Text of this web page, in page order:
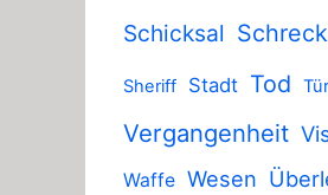
Schicksal
Sheriff Stadt Tod Tür
Vergangenheit
Waffe Wesen